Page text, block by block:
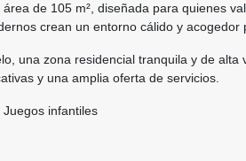
de 105 m², diseñada para quienes
crean un entorno cálido y acogedor
una zona residencial tranquila y de
y una amplia oferta de servicios.
infantiles